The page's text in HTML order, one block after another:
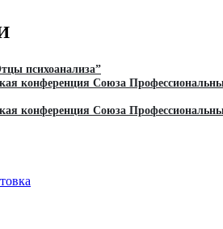
психоанализа”
конференция Союза
конференция Союза